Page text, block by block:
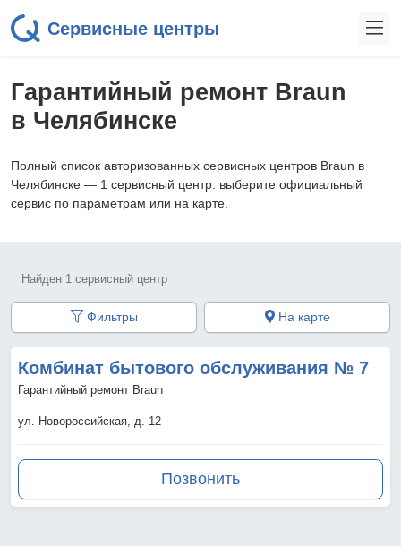
Сервисные центры
Гарантийный ремонт Braun
в Челябинске
Полный список авторизованных сервисных центров Braun в
Челябинске — 1 сервисный центр: выберите официальный
сервис по параметрам или на карте.
Найден 1 сервисный центр
Фильтры На карте
Комбинат бытового обслуживания № 7
Гарантийный ремонт Braun
ул. Новороссийская, д. 12
Позвонить